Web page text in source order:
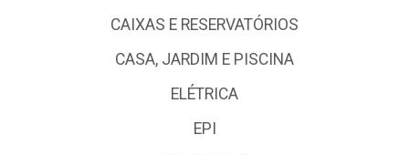
CAIXAS E RESERVATÓRIOS
CASA, JARDIM E PISCINA
ELÉTRICA
EPI